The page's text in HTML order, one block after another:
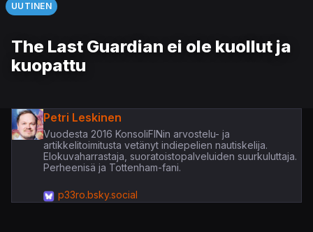
UUTINEN
The Last Guardian ei ole kuollut ja
kuopattu
Petri Leskinen
Vuodesta 2016 KonsoliFINin arvostelu- ja
artikkelitoimitusta vetänyt indiepelien nautiskelija.
Elokuvaharrastaja, suoratoistopalveluiden suurkuluttaja.
Perheenisä ja Tottenham-fani.
p33ro.bsky.social